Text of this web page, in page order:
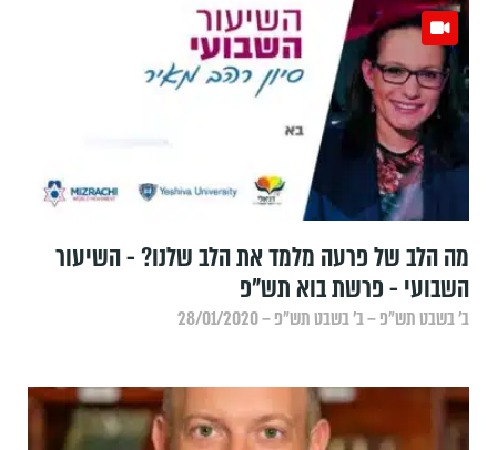
מה הלב של פרעה מלמד את הלב שלנו? - השיעור
השבועי - פרשת בוא תש"פ
ב׳ בשבט תש״פ – ב׳ בשבט תש״פ – 28/01/2020